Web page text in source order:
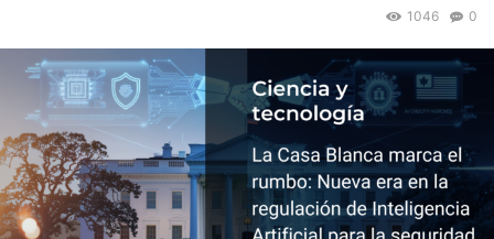
0
1046